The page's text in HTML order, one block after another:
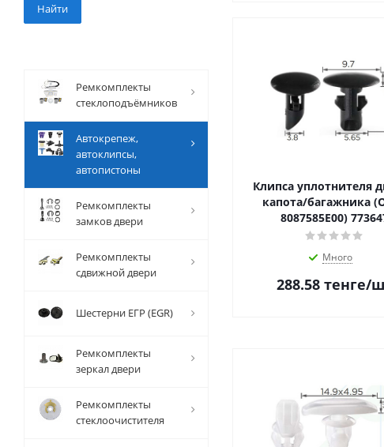
Найти
Ремкомплекты
стеклоподъёмников
Автокрепеж,
автоклипсы,
автопистоны
Ремкомплекты
замков двери
Ремкомплекты
сдвижной двери
Шестерни ЕГР (EGR)
Ремкомплекты
зеркал двери
Ремкомплекты
стеклоочистителя
Клипса уплотнителя
капота/багажника
8087585E00)
Много
288.58тенге/